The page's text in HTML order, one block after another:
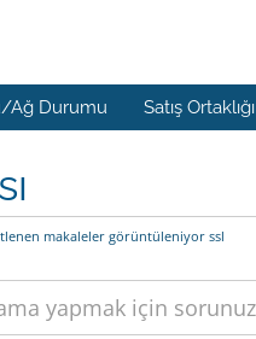
Ağ Durumu Satış Ortaklığı
makaleler görüntüleniyor ssl